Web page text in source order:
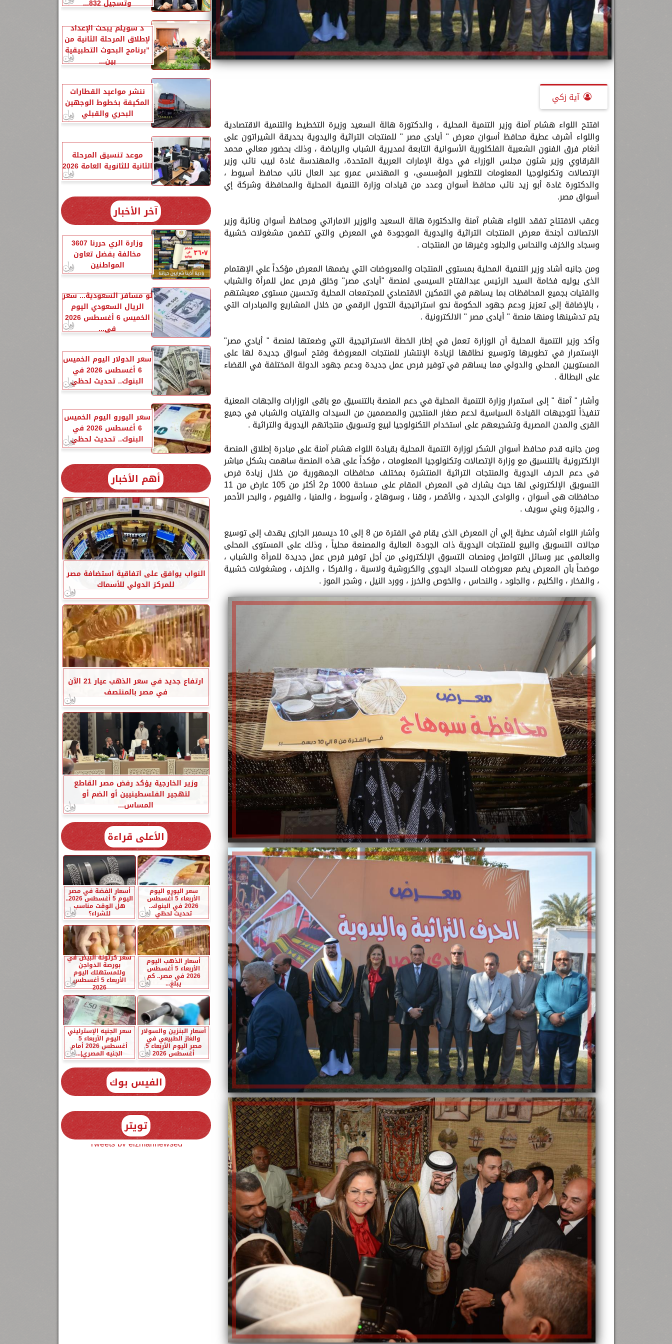
آية زكي
افتتح اللواء هشام آمنة وزير التنمية المحلية ، والدكتورة هالة السعيد وزيرة التخطيط والتنمية الاقتصادية
واللواء أشرف عطية محافظ أسوان معرض " أيادى مصر " للمنتجات التراثية واليدوية بحديقة الشيراتون على
أنغام فرق الفنون الشعبية الفلكلورية الأسوانية التابعة لمديرية الشباب والرياضة ، وذلك بحضور معالي محمد
القرقاوي وزير شئون مجلس الوزراء في دولة الإمارات العربية المتحدة، والمهندسة غادة لبيب نائب وزير
الإتصالات وتكنولوجيا المعلومات للتطوير المؤسسى، و المهندس عمرو عبد العال نائب محافظ أسيوط ،
والدكتورة غادة أبو زيد نائب محافظ أسوان وعدد من قيادات وزارة التنمية المحلية والمحافظة وشركة إي
أسواق مصر.
وعقب الافتتاح تفقد اللواء هشام آمنة والدكتورة هالة السعيد والوزير الاماراتي ومحافظ أسوان ونائبة وزير
الاتصالات أجنحة معرض المنتجات التراثية واليدوية الموجودة في المعرض والتي تتضمن مشغولات خشبية
وسجاد والخزف والنحاس والجلود وغيرها من المنتجات .
ومن جانبه أشاد وزير التنمية المحلية بمستوى المنتجات والمعروضات التي يضمها المعرض مؤكداً علي الإهتمام
الذى يوليه فخامة السيد الرئيس عبدالفتاح السيسى لمنصة "أيادى مصر" وخلق فرص عمل للمرأة والشباب
والفتيات بجميع المحافظات بما يساهم في التمكين الاقتصادي للمجتمعات المحلية وتحسين مستوى معيشتهم
، بالإضافة إلى تعزيز ودعم جهود الحكومة نحو استراتيجية التحول الرقمي من خلال المشاريع والمبادرات التي
يتم تدشينها ومنها منصة " أيادى مصر " الالكترونية .
وأكد وزير التنمية المحلية أن الوزارة تعمل في إطار الخطة الاستراتيجية التي وضعتها لمنصة " أيادي مصر"
الإستمرار في تطويرها وتوسيع نطاقها لزيادة الإنتشار للمنتجات المعروضة وفتح أسواق جديدة لها على
المستويين المحلي والدولي مما يساهم في توفير فرص عمل جديدة ودعم جهود الدولة المختلفة في القضاء
على البطالة .
وأشار " آمنة " إلى استمرار وزارة التنمية المحلية في دعم المنصة بالتنسيق مع باقى الوزارات والجهات المعنية
تنفيذاً لتوجيهات القيادة السياسية لدعم صغار المنتجين والمصممين من السيدات والفتيات والشباب في جميع
القرى والمدن المصرية وتشجيعهم على استخدام التكنولوجيا لبيع وتسويق منتجاتهم اليدوية والتراثية .
ومن جانبه قدم محافظ أسوان الشكر لوزارة التنمية المحلية بقيادة اللواء هشام آمنة على مبادرة إطلاق المنصة
الإلكترونية بالتنسيق مع وزارة الإتصالات وتكنولوجيا المعلومات ، مؤكداً على هذه المنصة ساهمت بشكل مباشر
فى دعم الحرف اليدوية والمنتجات التراثية المنتشرة بمختلف محافظات الجمهورية من خلال زيادة فرص
التسويق الإلكترونى لها حيث يشارك فى المعرض المقام على مساحة 1000 م2 أكثر من 105 عارض من 11
محافظات هى أسوان ، والوادى الجديد ، والأقصر ، وقنا ، وسوهاج ، وأسيوط ، والمنيا ، والفيوم ، والبحر الأحمر
، والجيزة وبني سويف .
وأشار اللواء أشرف عطية إلي أن المعرض الذى يقام في الفترة من 8 إلى 10 ديسمبر الجارى يهدف إلى توسيع
مجالات التسويق والبيع للمنتجات اليدوية ذات الجودة العالية والمصنعة محلياً ، وذلك على المستوى المحلى
والعالمى عبر وسائل التواصل ومنصات التسوق الإلكترونى من أجل توفير فرص عمل جديدة للمرأة والشباب ،
موضحاً بأن المعرض يضم معروضات للسجاد اليدوى والكروشية ولاسية ، والفركا ، والخزف ، ومشغولات خشبية
، والفخار ، والكليم ، والجلود ، والنحاس ، والخوص والخرز ، وورد النيل ، وشجر الموز .
وتسجيل 832...
د سويلم يبحث الإعداد
لإطلاق المرحلة الثانية من
”برنامج البحوث التطبيقية
بين...
ننشر مواعيد القطارات
المكيفة بخطوط الوجهين
البحري والقبلي
موعد تنسيق المرحلة
الثانية للثانوية العامة 2026
آخر الأخبار
وزارة الري حررنا 3607
مخالفة بفضل تعاون
المواطنين
لو مسافر السعودية... سعر
الريال السعودي اليوم
الخميس 6 أغسطس 2026
في...
سعر الدولار اليوم الخميس
6 أغسطس 2026 في
البنوك.. تحديث لحظي
سعر اليورو اليوم الخميس
6 أغسطس 2026 في
البنوك.. تحديث لحظي
أهم الأخبار
النواب يوافق على اتفاقية استضافة مصر
للمركز الدولي للأسماك
ارتفاع جديد في سعر الذهب عيار 21 الآن
في مصر بالمنتصف
وزير الخارجية يؤكد رفض مصر القاطع
لتهجير الفلسطينيين أو الضم أو
المساس...
الأعلى قراءة
سعر اليورو اليوم
الأربعاء 5 أغسطس
2026 في البنوك..
تحديث لحظي
أسعار الفضة في مصر
اليوم 5 أغسطس 2026..
هل الوقت مناسب
للشراء؟
أسعار الذهب اليوم
الأربعاء 5 أغسطس
2026 في مصر.. كم
يبلغ...
سعر كرتونة البيض في
بورصة الدواجن
وللمستهلك اليوم
الأربعاء 5 أغسطس
2026
أسعار البنزين والسولار
والغاز الطبيعي في
مصر اليوم الأربعاء 5
أغسطس 2026
سعر الجنيه الإسترليني
اليوم الأربعاء 5
أغسطس 2026 أمام
الجنيه المصري|...
الفيس بوك
تويتر
Tweets by elzmannewseg